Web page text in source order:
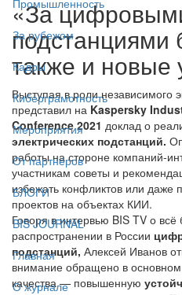
Промышленность
За рубежом
Кадры
Киберграмотность
Мероприятия
От партнёров
БЛОГИ
BIS JOURNAL
Главная
О журнале
«За
подстанциями
также и новые
Выступая в роли независимого
представил на Kaspersky
Conference 2021 доклад о
электрических подстанций.
работы на стороне компаний-
участникам советы и
избежать конфликтов или даже
проектов на объектах КИИ.
Говоря в интервью BIS TV о
распространении в России
подстанций, Алексей Иванов
внимание обращено в
качества — повышенную